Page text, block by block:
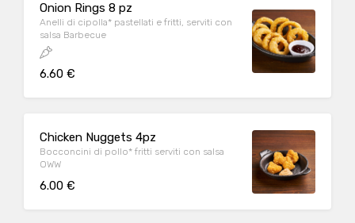
Onion Rings 8 pz
Anelli di cipolla* pastellati e fritti, serviti con
salsa Barbecue
6.60 €
Chicken Nuggets 4pz
Bocconcini di pollo* fritti serviti con salsa
OWW
6.00 €